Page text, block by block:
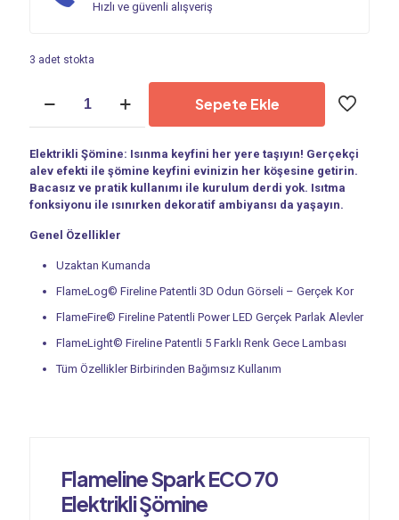
Hızlı ve güvenli alışveriş
3 adet stokta
ECO
Şöminea
adet
Sepete Ekle
Elektrikli Şömine: Isınma keyfini her yere taşıyın! Gerçekçi
alev efekti ile şömine keyfini evinizin her köşesine getirin.
Bacasız ve pratik kullanımı ile kurulum derdi yok. Isıtma
fonksiyonu ile ısınırken dekoratif ambiyansı da yaşayın.
Genel Özellikler
Uzaktan Kumanda
FlameLog© Fireline Patentli 3D Odun Görseli – Gerçek Kor
FlameFire© Fireline Patentli Power LED Gerçek Parlak Alevler
FlameLight© Fireline Patentli 5 Farklı Renk Gece Lambası
Tüm Özellikler Birbirinden Bağımsız Kullanım
Flameline Spark ECO 70
Elektrikli Şömine